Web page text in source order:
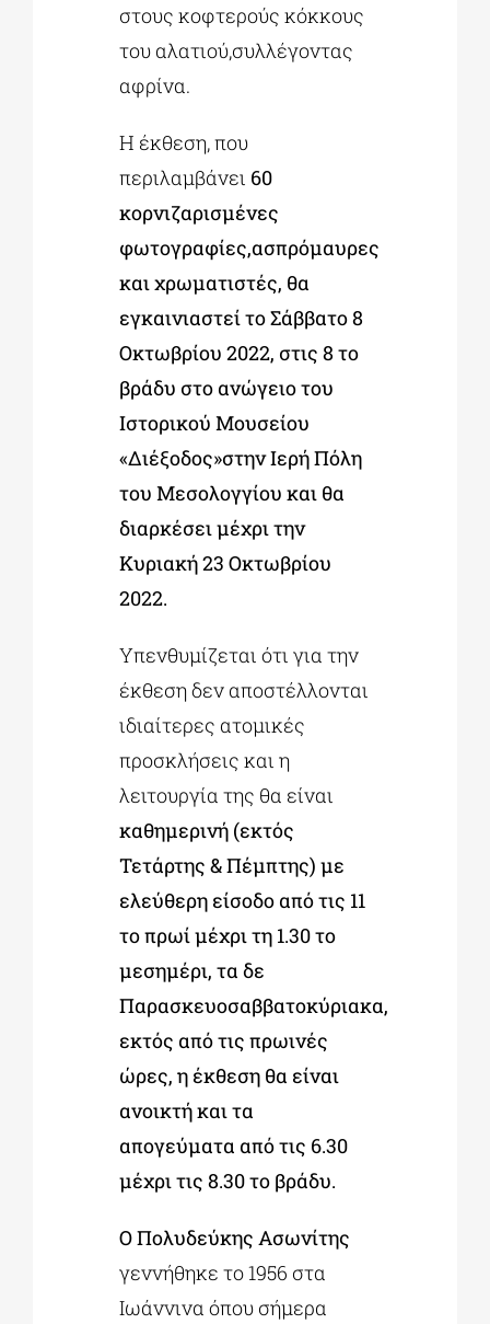
στους κοφτερούς κόκκους
του αλατιού,συλλέγοντας
αφρίνα.
Η έκθεση, που
περιλαμβάνει 60
κορνιζαρισμένες
φωτογραφίες,ασπρόμαυρες
και χρωματιστές, θα
εγκαινιαστεί το Σάββατο 8
Οκτωβρίου 2022, στις 8 το
βράδυ στο ανώγειο του
Ιστορικού Μουσείου
«Διέξοδος»στην Ιερή Πόλη
του Μεσολογγίου και θα
διαρκέσει μέχρι την
Κυριακή 23 Οκτωβρίου
2022.
Υπενθυμίζεται ότι για την
έκθεση δεν αποστέλλονται
ιδιαίτερες ατομικές
προσκλήσεις και η
λειτουργία της θα είναι
καθημερινή (εκτός
Τετάρτης & Πέμπτης) με
ελεύθερη είσοδο από τις 11
το πρωί μέχρι τη 1.30 το
μεσημέρι, τα δε
Παρασκευοσαββατοκύριακα,
εκτός από τις πρωινές
ώρες, η έκθεση θα είναι
ανοικτή και τα
απογεύματα από τις 6.30
μέχρι τις 8.30 το βράδυ.
Ο Πολυδεύκης Ασωνίτης
γεννήθηκε το 1956 στα
Ιωάννινα όπου σήμερα